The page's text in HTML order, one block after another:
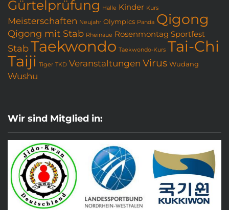
Gürtelprüfung Halle Kinder Kurs
Meisterschaften Neujahr Olympics Panda Qigong
Qigong mit Stab Rheinaue Rosenmontag Sportfest
StabTaekwondo Taekwondo-Kurs Tai-Chi
Taiji Tiger TKD Veranstaltungen Virus Wudang
Wushu
Wir sind Mitglied in: